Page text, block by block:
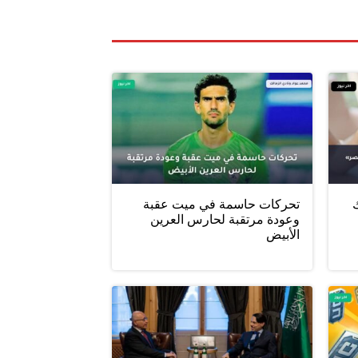
تحركات حاسمة في ميت عقبة
وعودة مرتقبة لحارس العرين
الأبيض